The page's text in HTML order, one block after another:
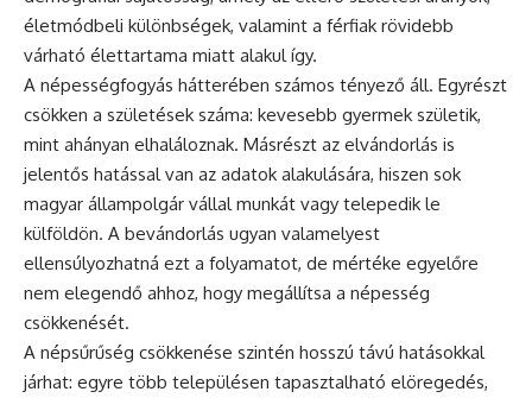
életmódbeli különbségek, valamint a férfiak rövidebb
várható élettartama miatt alakul így.
A népességfogyás hátterében számos tényező áll. Egyrészt
csökken a születések száma: kevesebb gyermek születik,
mint ahányan elhaláloznak. Másrészt az elvándorlás is
jelentős hatással van az adatok alakulására, hiszen sok
magyar állampolgár vállal munkát vagy telepedik le
külföldön. A bevándorlás ugyan valamelyest
ellensúlyozhatná ezt a folyamatot, de mértéke egyelőre
nem elegendő ahhoz, hogy megállítsa a népesség
csökkenését.
A népsűrűség csökkenése szintén hosszú távú hatásokkal
járhat: egyre több településen tapasztalható elöregedés,